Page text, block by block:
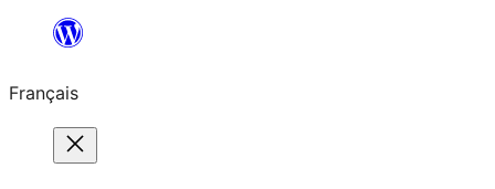
contenu
Français